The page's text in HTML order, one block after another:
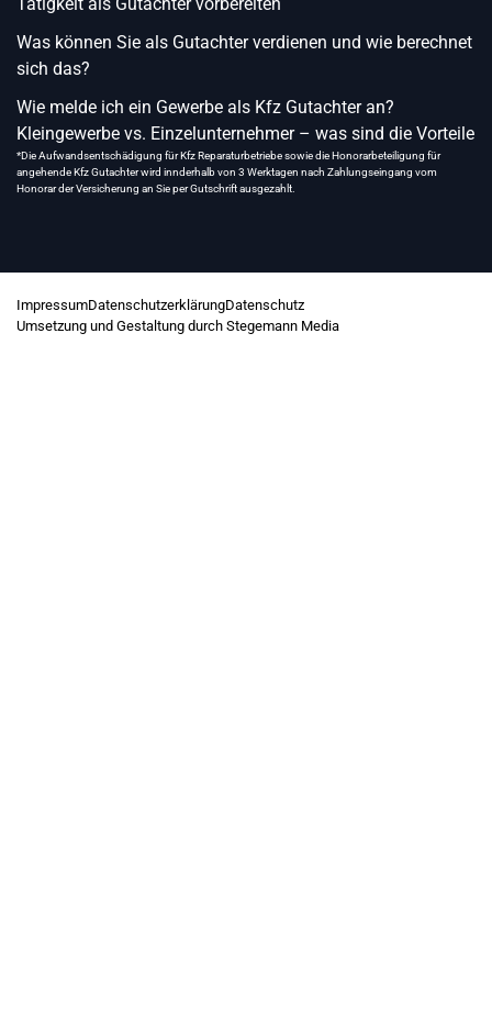
Tätigkeit als Gutachter vorbereiten
Was können Sie als Gutachter verdienen und wie berechnet
sich das?
Wie melde ich ein Gewerbe als Kfz Gutachter an?
Kleingewerbe vs. Einzelunternehmer – was sind die Vorteile
*Die Aufwandsentschädigung für Kfz Reparaturbetriebe sowie die Honorarbeteiligung für
angehende Kfz Gutachter wird innderhalb von 3 Werktagen nach Zahlungseingang vom
Honorar der Versicherung an Sie per Gutschrift ausgezahlt.
ImpressumDatenschutzerklärungDatenschutz
Umsetzung und Gestaltung durch Stegemann Media